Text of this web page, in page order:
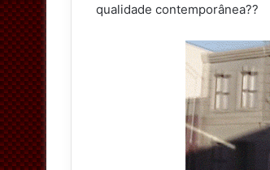
qualidade contemporânea??